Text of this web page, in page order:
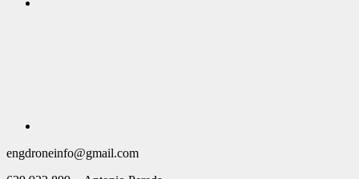
engdroneinfo@gmail.com